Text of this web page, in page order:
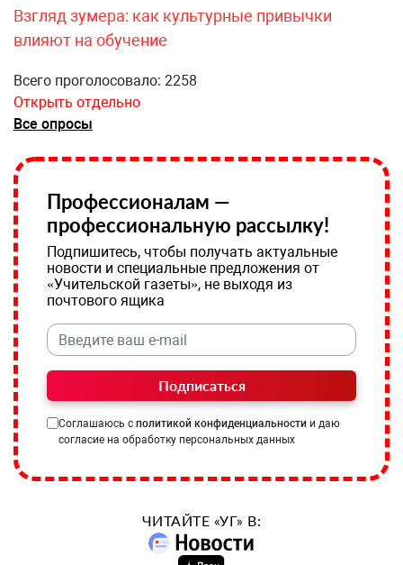
Взгляд зумера: как культурные привычки
влияют на обучение
Всего проголосовало: 2258
Открыть отдельно
Все опросы
Профессионалам —
профессиональную рассылку!
Подпишитесь, чтобы получать актуальные
новости и специальные предложения от
«Учительской газеты», не выходя из
почтового ящика
Подписаться
Соглашаюсь с политикой конфиденциальности и даю
согласие на обработку персональных данных
ЧИТАЙТЕ «УГ» В: